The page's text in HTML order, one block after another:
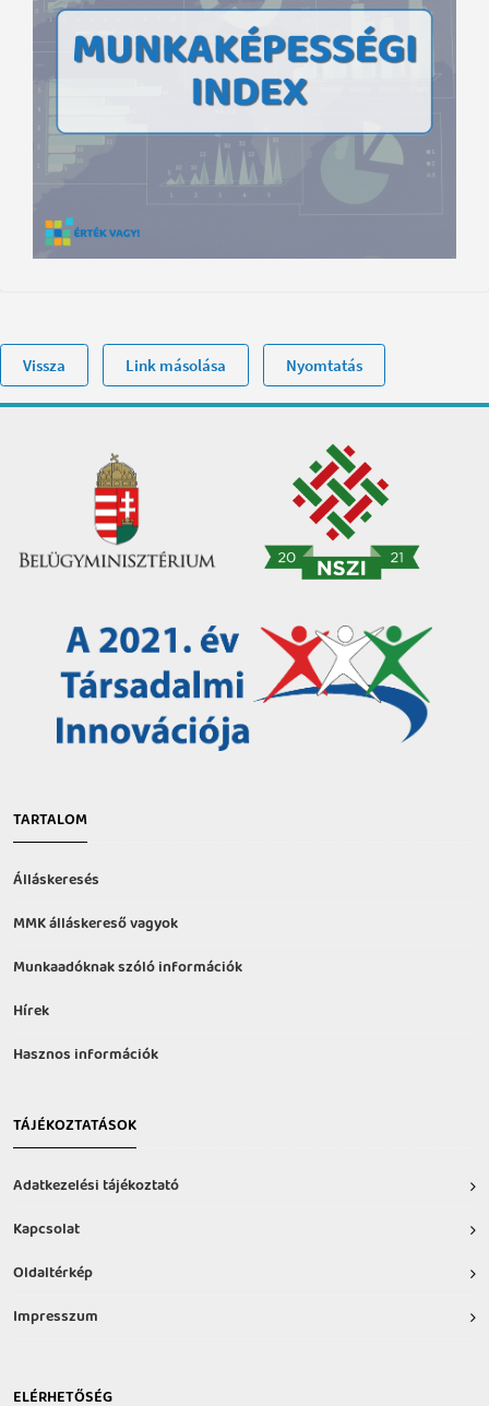
Vissza Link másolása Nyomtatás
TARTALOM
Álláskeresés
MMK álláskereső vagyok
Munkaadóknak szóló információk
Hírek
Hasznos információk
TÁJÉKOZTATÁSOK
Adatkezelési tájékoztató
Kapcsolat
Oldaltérkép
Impresszum
ELÉRHETŐSÉG